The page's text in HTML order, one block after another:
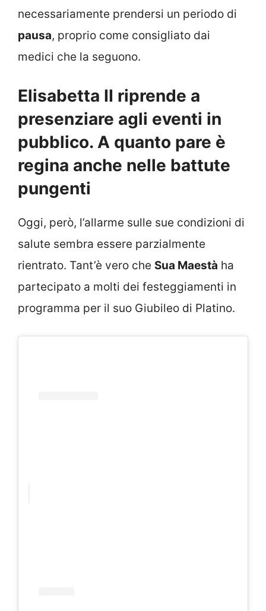
necessariamente prendersi un periodo di
pausa, proprio come consigliato dai
medici che la seguono.
Elisabetta II riprende a
presenziare agli eventi in
pubblico. A quanto pare è
regina anche nelle battute
pungenti
Oggi, però, l’allarme sulle sue condizioni di
salute sembra essere parzialmente
rientrato. Tant’è vero che Sua Maestà ha
partecipato a molti dei festeggiamenti in
programma per il suo Giubileo di Platino.